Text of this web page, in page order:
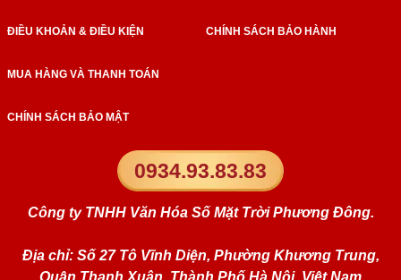
0934.93.83.83
Công ty TNHH Văn Hóa Số Mặt Trời Phương Đông.
Địa chỉ: Số 27 Tô Vĩnh Diện, Phường Khương Trung,
ĐIỀU KHOẢN & ĐIỀU KIỆN
MUA HÀNG VÀ THANH TOÁN
CHÍNH SÁCH BẢO MẬT
CHÍNH SÁCH BẢO HÀNH